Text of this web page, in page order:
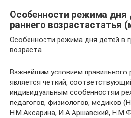
Особенности режима дня
раннего возрастастатья
Особенности режима дня детей в
возраста
Важнейшим условием правильного
является четкий,
индивидуальным особенностям
педагогов, физиологов, медиков
Н.М.Аксарина, И.А.Аршавский,